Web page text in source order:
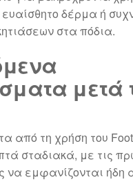
δέρμα ή
στα πόδια.
μετά
από τη χρήση του Foot
σταδιακά, με τις
να εμφανίζονται ήδη